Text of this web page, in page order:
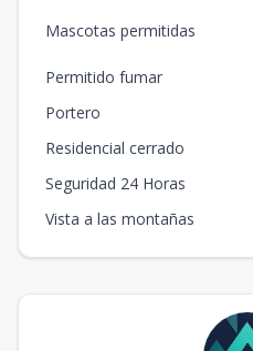
Mascotas permitidas
Permitido fumar
Portero
Residencial cerrado
Seguridad 24 Horas
Vista a las montañas